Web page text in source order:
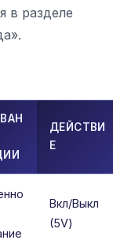
в разделе
ДЕЙСТВИ
Е
Вкл/Выкл
(5V)